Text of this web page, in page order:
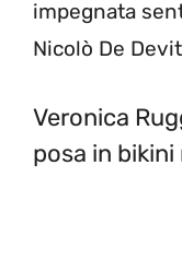
impegnata
Nicolò De
Veronica
posa in